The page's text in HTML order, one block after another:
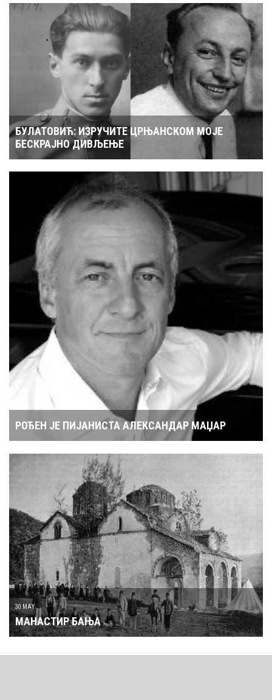
БУЛАТОВИЋ: ИЗРУЧИТЕ ЦРЊАНСКОМ МОЈЕ
БЕСКРАЈНО ДИВЉЕЊЕ
РОЂЕН ЈЕ ПИЈАНИСТА АЛЕКСАНДАР МАЏАР
30 MAY
МАНАСТИР БАЊА